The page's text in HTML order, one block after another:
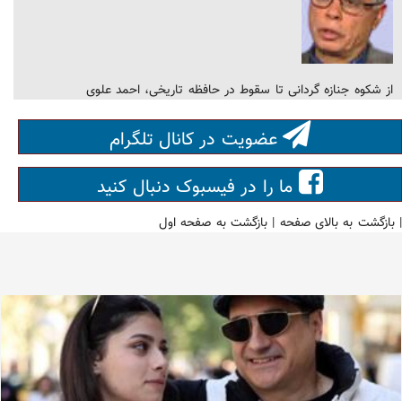
از شکوه جنازه گردانی تا سقوط در حافظه تاریخی، احمد علوی
عضویت در کانال تلگرام
ما را در فیسبوک دنبال کنید
|بازگشت به بالای صفحه |بازگشت به صفحه اول